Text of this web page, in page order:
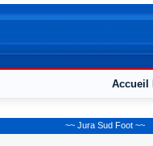
Accueil
~~ Jura Sud Foot ~~